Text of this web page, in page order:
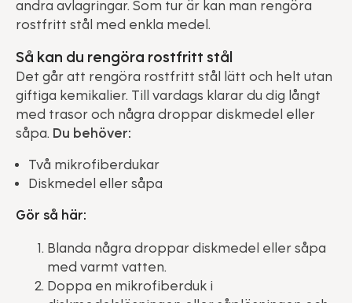
andra avlagringar. Som tur är kan man rengöra
rostfritt stål med enkla medel.
Så kan du rengöra rostfritt stål
Det går att rengöra rostfritt stål lätt och helt utan
giftiga kemikalier. Till vardags klarar du dig långt
med trasor och några droppar diskmedel eller
såpa. Du behöver:
Två mikrofiberdukar
Diskmedel eller såpa
Gör så här:
Blanda några droppar diskmedel eller såpa
med varmt vatten.
Doppa en mikrofiberduk i